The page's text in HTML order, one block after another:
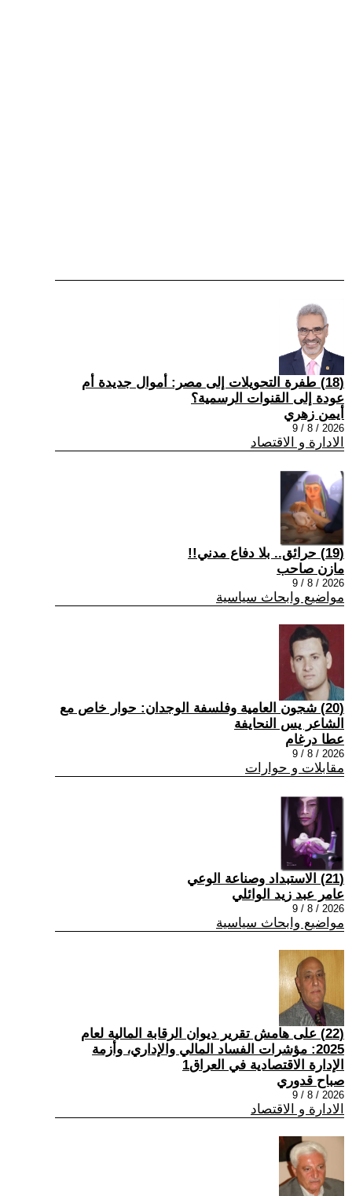
(18) طفرة التحويلات إلى مصر: أموال جديدة أم
عودة إلى القنوات الرسمية؟
أيمن زهري
2026 / 8 / 9
الادارة و الاقتصاد
(19) حرائق.. بلا دفاع مدني!!
مازن صاحب
2026 / 8 / 9
مواضيع وابحاث سياسية
(20) شجون العامية وفلسفة الوجدان: حوار خاص مع
الشاعر يس النحايفة
عطا درغام
2026 / 8 / 9
مقابلات و حوارات
(21) الاستبداد وصناعة الوعي
عامر عبد زيد الوائلي
2026 / 8 / 9
مواضيع وابحاث سياسية
(22) على هامش تقرير ديوان الرقابة المالية لعام
2025: مؤشرات الفساد المالي والإداري، وأزمة
الإدارة الاقتصادية في العراق1
صباح قدوري
2026 / 8 / 9
الادارة و الاقتصاد